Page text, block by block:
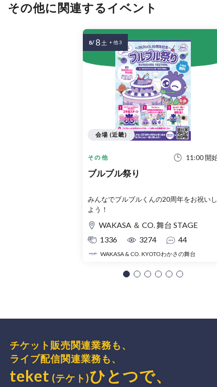
その他に関連するイベント
その他 11:00 開
ブルブル祭り
みんなでブルブルくんの20周年をお祝いし
よう！
WAKASA ＆ CO. 舞台 STAGE
1336
3274 44
WAKASA & CO. KYOTOわかさの舞台
会場 (近畿)
8/ 8土 + 他 3
チケット販売関連業務も、
ライブ配信関連業務も、
teket (テケト)ひとつで、